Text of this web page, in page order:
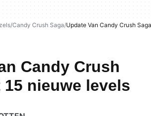
Candy Crush Saga Update Van Candy Crush
Candy Crush
15 nieuwe levels